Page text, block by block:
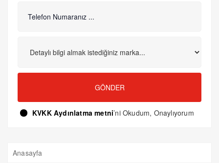
GÖNDER
KVKK Aydınlatma metni’ni Okudum, Onaylıyorum
Anasayfa